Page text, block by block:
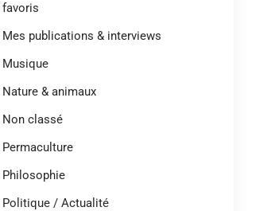
favoris
Mes publications & interviews
Musique
Nature & animaux
Non classé
Permaculture
Philosophie
Politique / Actualité